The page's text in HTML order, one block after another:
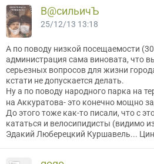
В@cильичЪ
25/12/13 13:18
А по поводу низкой посещаемости
администрация сама виновата, что
серьезных вопросов для жизни
кстати не допускается делать.
Ну а по поводу народного парка на
на Аккуратова- это конечно мощно
До этого тоже как-то писали, что с
кататься и велосипидисты (видимо
Эдакий Люберецкий Куршавель...